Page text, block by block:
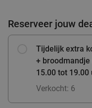
koek bij SPAR
SPAR Arnhem
Zutphen
Verkocht: 472
Reserveer jouw
Tijdelijk extra
+
15.00 tot 19.00
Verkocht: 6